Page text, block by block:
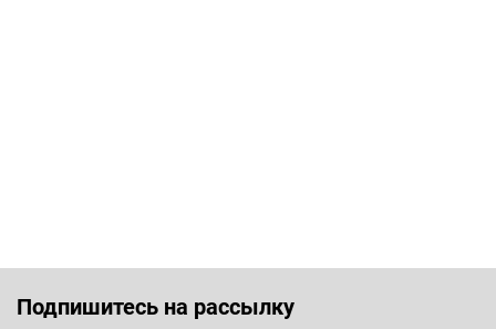
Подпишитесь на рассылку